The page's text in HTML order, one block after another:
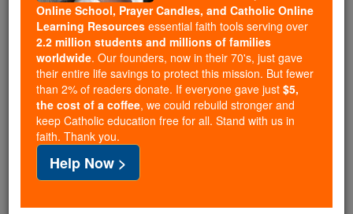
Students Are Being Formed in the
Faith
Because of generous supporters like you,
Catholic Online School has already delivered
free, faithful Catholic education to over 2.2
million students across 193 countries. In an age
of noise and algorithms, you are helping form
souls with truth, prayer, Scripture, and Christ.
If everyone who reads this gave just $5 — the
Online School, Prayer Candles, and Catholic Online
Learning Resources essential faith tools serving over
2.2 million students and millions of families
worldwide. Our founders, now in their 70's, just gave
their entire life savings to protect this mission. But fewer
than 2% of readers donate. If everyone gave just $5,
the cost of a coffee, we could rebuild stronger and
keep Catholic education free for all. Stand with us in
faith. Thank you.
Help Now >